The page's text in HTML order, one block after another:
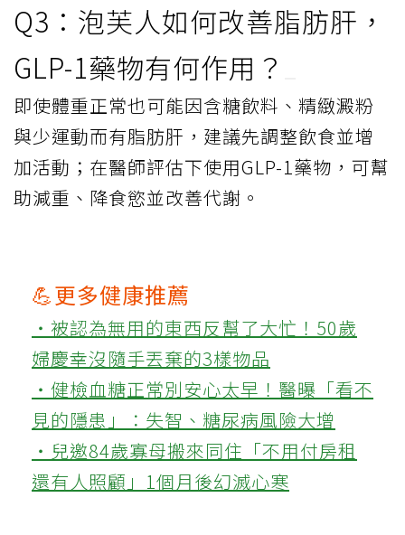
Q3：泡芙人如何改善脂肪肝，
GLP-1藥物有何作用？
即使體重正常也可能因含糖飲料、精緻澱粉
與少運動而有脂肪肝，建議先調整飲食並增
加活動；在醫師評估下使用GLP-1藥物，可幫
助減重、降食慾並改善代謝。
💪更多健康推薦
‧被認為無用的東西反幫了大忙！50歲
婦慶幸沒隨手丟棄的3樣物品
‧健檢血糖正常別安心太早！醫曝「看不
見的隱患」：失智、糖尿病風險大增
‧兒邀84歲寡母搬來同住「不用付房租
還有人照顧」1個月後幻滅心寒